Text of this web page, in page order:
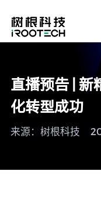
直播预告 | 新
化转型成功
来源：树根科技